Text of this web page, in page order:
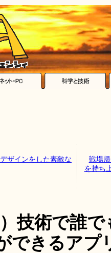
ザインをした素敵な
戦場
を持ち
技術で誰
できるアプ